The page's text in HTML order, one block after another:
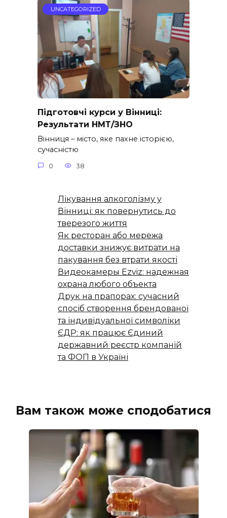
UNCATEGORIZED
Підготовчі курси у Вінниці:
Результати НМТ/ЗНО
Вінниця – місто, яке пахне історією,
сучасністю
0 38
Лікування алкоголізму у
Вінниці: як повернутись до
тверезого життя
Як ресторан або мережа
доставки знижує витрати на
пакування без втрати якості
Видеокамеры Ezviz: надежная
охрана любого объекта
Друк на прапорах: сучасний
спосіб створення брендованої
та індивідуальної символіки
ЄДР: як працює Єдиний
державний реєстр компаній
та ФОП в Україні
Вам також може сподобатися